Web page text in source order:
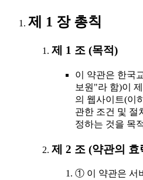
제 1 장 총칙
제 1 조 (목적)
이 약관은 한국
보원"라 함)이
의 웹사이트(이
관한 조건 및 절
정하는 것을 목
제 2 조 (약관의 효
① 이 약관은 서